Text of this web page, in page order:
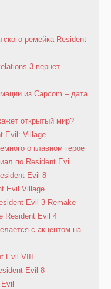
ремейка Resident
3 вернет
из Capcom – дата
открытый мир?
Evil: Village
о главном герое
по Resident Evil
Evil 8
Evil Village
Evil 3 Remake
Resident Evil 4
с акцентом на
Evil VIII
Evil 8